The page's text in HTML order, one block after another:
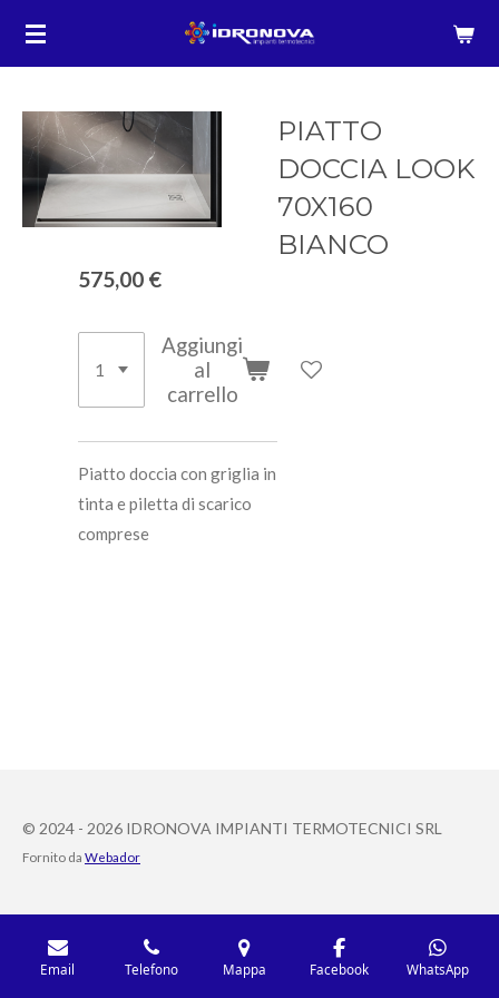
Vai
principale
PIATTO
DOCCIA LOOK
70X160
BIANCO
575,00 €
Aggiungi
al
carrello
Piatto doccia con griglia in
tinta e piletta di scarico
comprese
© 2024 - 2026 IDRONOVA IMPIANTI TERMOTECNICI SRL
Fornito da Webador
Email Telefono Mappa Facebook WhatsApp